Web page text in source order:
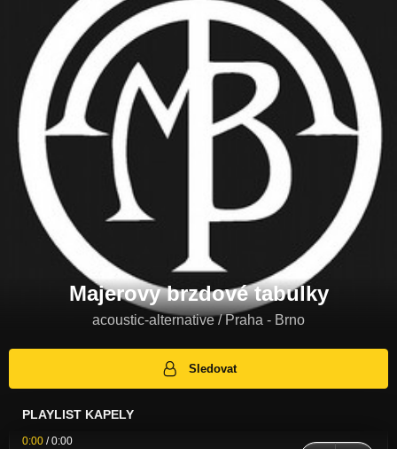
Majerovy brzdové tabulky
acoustic-alternative / Praha - Brno
Sledovat
PLAYLIST KAPELY
0:00 /0:00